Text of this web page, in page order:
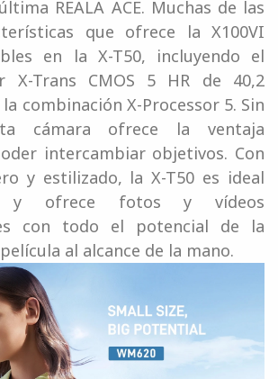
REALA ACE. Muchas de las
que ofrece la X100VI
en la X-T50, incluyendo el
X-Trans CMOS 5 HR de 40,2
combinación X-Processor 5. Sin
cámara ofrece la ventaja
intercambiar objetivos. Con
y estilizado, la X-T50 es ideal
y ofrece fotos y vídeos
con todo el potencial de la
al alcance de la mano.